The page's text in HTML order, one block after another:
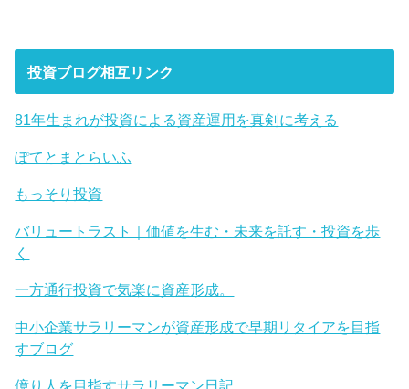
投資ブログ相互リンク
81年生まれが投資による資産運用を真剣に考える
ぽてとまとらいふ
もっそり投資
バリュートラスト｜価値を生む・未来を託す・投資を歩
く
一方通行投資で気楽に資産形成。
中小企業サラリーマンが資産形成で早期リタイアを目指
すブログ
億り人を目指すサラリーマン日記